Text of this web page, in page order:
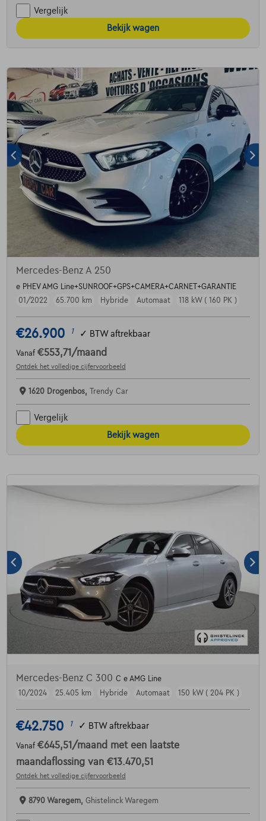
Vergelijk
Bekijk wagen
Mercedes-Benz A 250
e PHEV AMG Line+SUNROOF+GPS+CAMERA+CARNET+GARANTIE
01/2022
65.700 km Hybride Automaat 118 kW ( 160 PK )
€26.900 1 ✓ BTW aftrekbaar
Vanaf €553,71 /maand
Ontdek het volledige cijfervoorbeeld
1620 Drogenbos, Trendy Car
Vergelijk
Bekijk wagen
Mercedes-Benz C 300 C e AMG Line
10/2024
25.405 km Hybride Automaat 150 kW ( 204 PK )
€42.750 1 ✓ BTW aftrekbaar
Vanaf €645,51 /maand met een laatste
maandaflossing van €13.470,51
Ontdek het volledige cijfervoorbeeld
8790 Waregem, Ghistelinck Waregem